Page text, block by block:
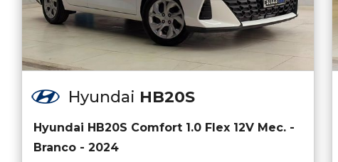
Hyundai HB20S
Hyundai HB20S Comfort 1.0 Flex 12V Mec. -
Branco - 2024